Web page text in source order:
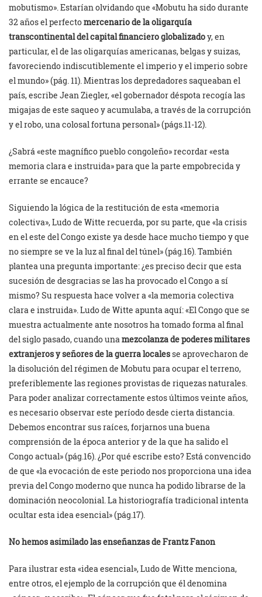
mobutismo». Estarían olvidando que «Mobutu ha sido durante
32 años el perfectomercenario de la oligarquía
transcontinental del capital financiero globalizadoy, en
particular, el de las oligarquías americanas, belgas y suizas,
favoreciendo indiscutiblemente el imperio y el imperio sobre
el mundo» (pág. 11). Mientras los depredadores saqueaban el
país, escribe Jean Ziegler, «el gobernador déspota recogía las
migajas de este saqueo y acumulaba, a través de la corrupción
y el robo, una colosal fortuna personal» (págs.11-12).
¿Sabrá «este magnífico pueblo congoleño» recordar «esta
memoria clara e instruida» para que la parte empobrecida y
errante se encauce?
Siguiendo la lógica de la restitución de esta «memoria
colectiva», Ludo de Witte recuerda, por su parte, que «la crisis
en el este del Congo existe ya desde hace mucho tiempo y que
no siempre se ve la luz al final del túnel» (pág.16). También
plantea una pregunta importante: ¿es preciso decir que esta
sucesión de desgracias se las ha provocado el Congo a sí
mismo? Su respuesta hace volver a «la memoria colectiva
clara e instruida». Ludo de Witte apunta aquí: «El Congo que se
muestra actualmente ante nosotros ha tomado forma al final
del siglo pasado, cuando unamezcolanza de poderes militares
extranjeros y señores de la guerra localesse aprovecharon de
la disolución del régimen de Mobutu para ocupar el terreno,
preferiblemente las regiones provistas de riquezas naturales.
Para poder analizar correctamente estos últimos veinte años,
es necesario observar este período desde cierta distancia.
Debemos encontrar sus raíces, forjarnos una buena
comprensión de la época anterior y de la que ha salido el
Congo actual» (pág.16). ¿Por qué escribe esto? Está convencido
de que «la evocación de este periodo nos proporciona una idea
previa del Congo moderno que nunca ha podido librarse de la
dominación neocolonial. La historiografía tradicional intenta
ocultar esta idea esencial» (pág.17).
No hemos asimilado las enseñanzas de Frantz Fanon
Para ilustrar esta «idea esencial», Ludo de Witte menciona,
entre otros, el ejemplo de la corrupción que él denomina